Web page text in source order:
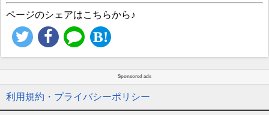
ページのシェアはこちらから♪
Sponsored ads
利用規約・プライバシーポリシー